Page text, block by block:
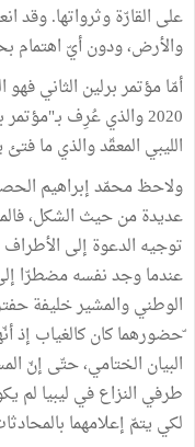
على القارّة وثرواتها. وقد
والأرض، ودون أيّ اهتمام
2020 والذي عُرِف
الليبي المعقّد والذي ما
ولاحظ محمّد إبراهيم
عديدة من حيث الشكل،
توجيه الدعوة إلى
عندما وجد نفسه مضطرّا
الوطني والمشير خليفة
ّحضورهما كان كالغياب إذ
البيان الختامي، حتّى إنّ
طرفي النزاع في ليبيا لم
لكي يتمّ إعلامهما